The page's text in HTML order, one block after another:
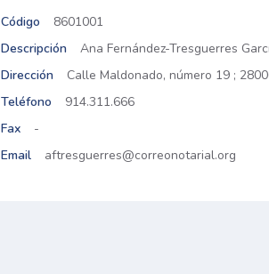
Código
8601001
Descripción
Ana Fernández-Tresguerres
Dirección
Calle Maldonado, número 19 ;
Teléfono
914.311.666
Fax
-
Email
aftresguerres@correonotarial.org